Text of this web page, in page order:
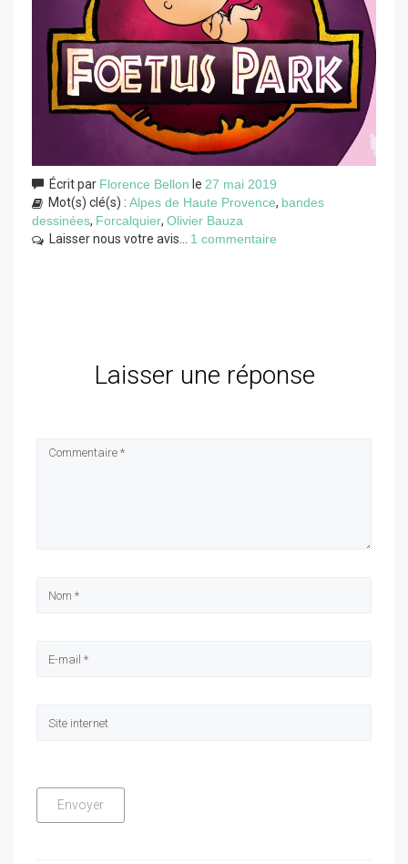
Écrit par Florence Bellon le 27 mai 2019
Mot(s) clé(s) : Alpes de Haute Provence, bandes
dessinées, Forcalquier, Olivier Bauza
Laisser nous votre avis... 1 commentaire
Laisser une réponse